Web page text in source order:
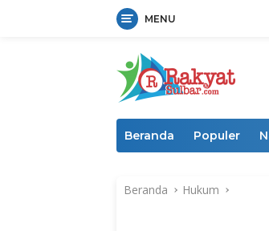
MENU
Beranda Populer
Beranda Hukum